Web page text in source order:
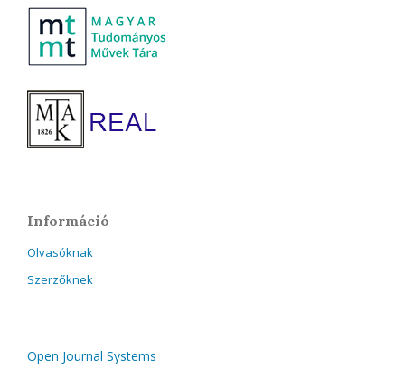
Információ
Olvasóknak
Szerzőknek
Open Journal Systems